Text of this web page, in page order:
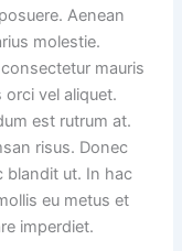
Aenean
molestie.
mauris
vel aliquet.
est rutrum at.
risus. Donec
blandit ut. In hac
eu metus et
imperdiet.